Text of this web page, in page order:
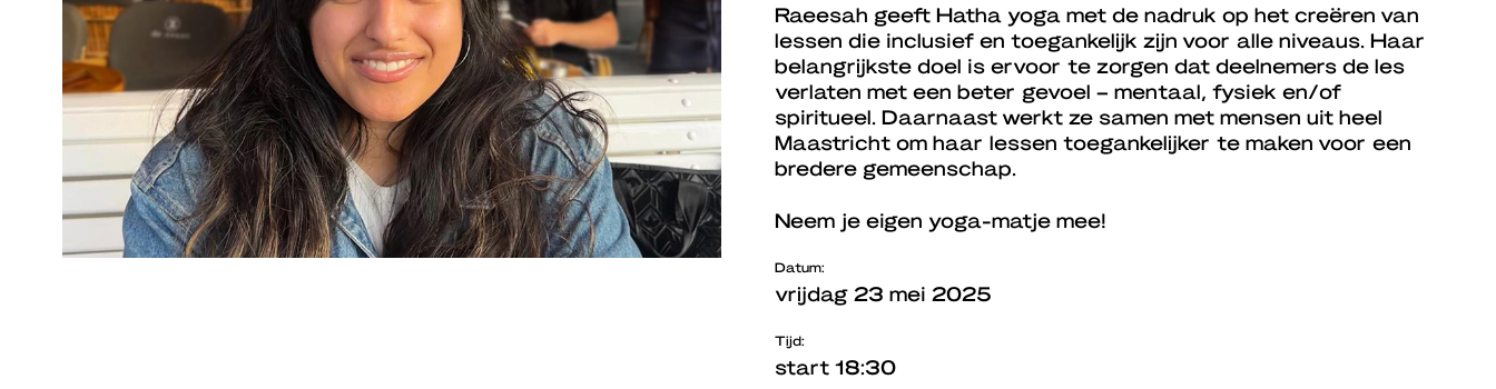
Raeesah geeft Hatha yoga met de nadruk op het creëren van
lessen die inclusief en toegankelijk zijn voor alle niveaus. Haar
belangrijkste doel is ervoor te zorgen dat deelnemers de les
verlaten met een beter gevoel – mentaal, fysiek en/of
spiritueel. Daarnaast werkt ze samen met mensen uit heel
Maastricht om haar lessen toegankelijker te maken voor een
bredere gemeenschap.
Neem je eigen yoga-matje mee!
Datum:
vrijdag 23 mei 2025
Tijd:
start 18:30